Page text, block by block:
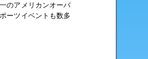
のアメリカンオーバ
ーツイベントも数多